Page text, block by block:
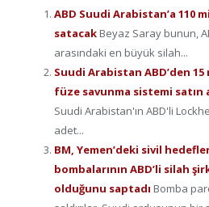
ABD Suudi Arabistan’a 110
satacak Beyaz Saray bunun,
arasındaki en büyük silah...
Suudi Arabistan ABD’den
füze savunma sistemi satın
Suudi Arabistan'ın ABD'li
adet...
BM, Yemen’deki sivil
bombalarının ABD’li silah
olduğunu saptadı Bomba